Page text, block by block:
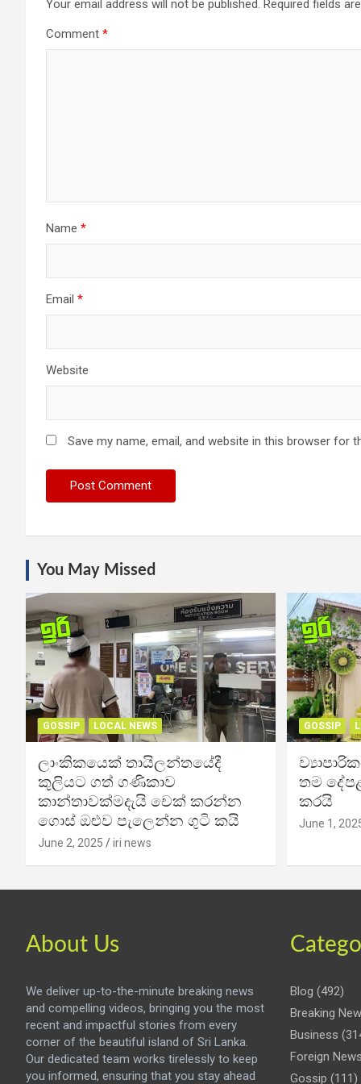
Your email address will not be published. Required fields
Comment *
Name *
Email *
Website
Save my name, email, and website in this browser for
You May Missed
GOSSIP LOCAL NEWS
ලාංකිකයෙක් තායිලන්තයේදී
කුලියට ගත් ගණිකාව
කාන්තාවක්මදැයි චෙක් කරන්න
ගොස් ඔළුව පැලෙන්න ගුටි කයි
June 2, 2025 iri news
GOSSIP
තම
කරයි
June 1,
About Us
We deliver up-to-the-minute breaking news
and compelling videos, bringing you the most
recent and impactful stories from every
corner of the beautiful island of Sri Lanka.
Our dedicated team works tirelessly to keep
you informed, ensuring that you stay ahead
Blog (492)
Breaking
Business
Foreign News
Gossip (111)